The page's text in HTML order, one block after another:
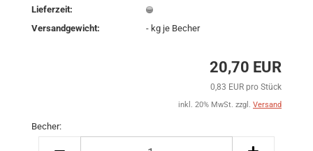
Lieferzeit:
Versandgewicht:
- kg je Becher
20,70 EUR
0,83 EUR pro Stück
inkl. 20% MwSt. zzgl. Versand
Becher: